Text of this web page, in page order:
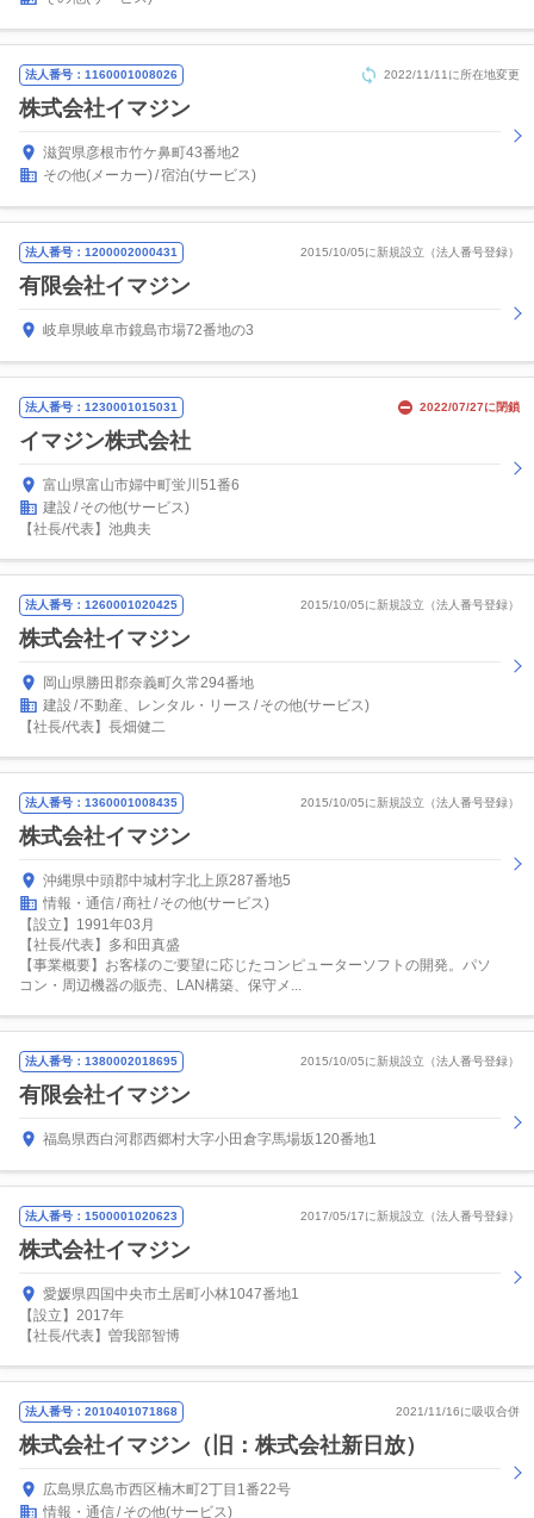
法人番号：1160001008026 2022/11/11に所在地変更
株式会社イマジン
滋賀県彦根市竹ケ鼻町43番地2
その他(メーカー) 宿泊(サービス)
法人番号：1200002000431 2015/10/05に新規設立（法人番号登録）
有限会社イマジン
岐阜県岐阜市鏡島市場72番地の3
法人番号：1230001015031 2022/07/27に閉鎖
イマジン株式会社
富山県富山市婦中町蛍川51番6
建設
その他(サービス)
【社長/代表】池典夫
法人番号：1260001020425 2015/10/05に新規設立（法人番号登録）
株式会社イマジン
岡山県勝田郡奈義町久常294番地
建設 不動産、レンタル・リース
その他(サービス)
【社長/代表】長畑健二
法人番号：1360001008435 2015/10/05に新規設立（法人番号登録）
株式会社イマジン
沖縄県中頭郡中城村字北上原287番地5
情報・通信 商社
その他(サービス)
【設立】1991年03月
【社長/代表】多和田真盛
【事業概要】お客様のご要望に応じたコンピューターソフトの開発。パソ
コン・周辺機器の販売、LAN構築、保守メ...
法人番号：1380002018695 2015/10/05に新規設立（法人番号登録）
有限会社イマジン
福島県西白河郡西郷村大字小田倉字馬場坂120番地1
法人番号：1500001020623 2017/05/17に新規設立（法人番号登録）
株式会社イマジン
愛媛県四国中央市土居町小林1047番地1
【設立】2017年
【社長/代表】曽我部智博
法人番号：2010401071868 2021/11/16に吸収合併
株式会社イマジン（旧：株式会社新日放）
広島県広島市西区楠木町2丁目1番22号
情報・通信 その他(サービス)